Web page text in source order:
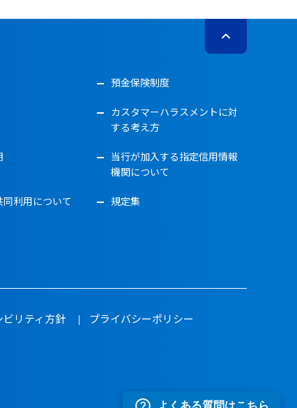
預金保険制度
カスタマーハラスメントに対
する考え方
当行が加入する指定信用情報
機関について
利用について 規定集
ビリティ方針
プライバシーポリシー